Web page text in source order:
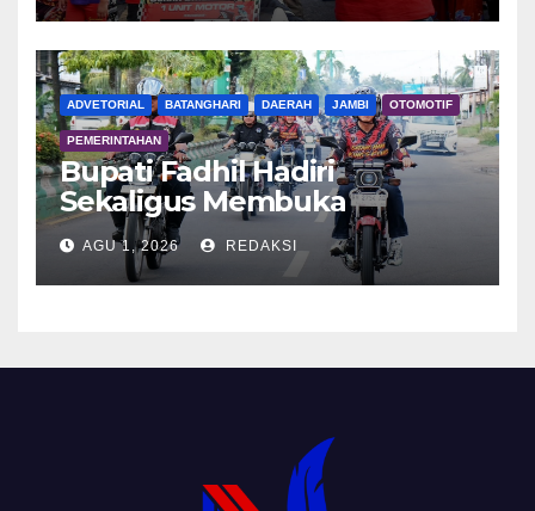
ADVETORIAL BATANGHARI DAERAH JAMBI OTOMOTIF
PEMERINTAHAN
Bupati Fadhil Hadiri
Sekaligus Membuka
Kegiatan Batanghari King
Club
AGU 1, 2026 REDAKSI